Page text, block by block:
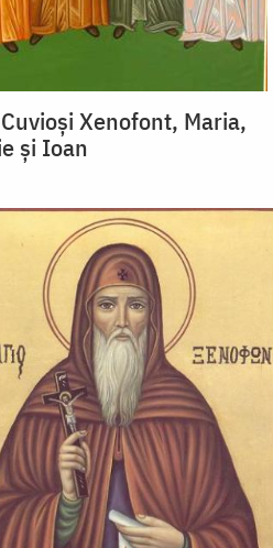
Xenofont, Maria,
și Ioan